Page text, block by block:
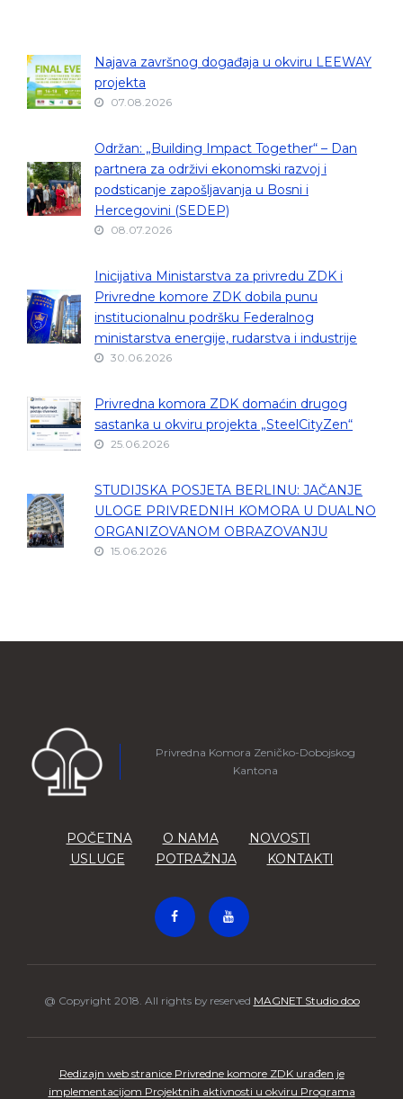
Najava završnog događaja u okviru LEEWAY
projekta
07.08.2026
Održan: „Building Impact Together“ – Dan
partnera za održivi ekonomski razvoj i
podsticanje zapošljavanja u Bosni i
Hercegovini (SEDEP)
08.07.2026
Inicijativa Ministarstva za privredu ZDK i
Privredne komore ZDK dobila punu
institucionalnu podršku Federalnog
ministarstva energije, rudarstva i industrije
30.06.2026
Privredna komora ZDK domaćin drugog
sastanka u okviru projekta „SteelCityZen“
25.06.2026
STUDIJSKA POSJETA BERLINU: JAČANJE
ULOGE PRIVREDNIH KOMORA U DUALNO
ORGANIZOVANOM OBRAZOVANJU
15.06.2026
Privredna Komora Zeničko-Dobojskog
Kantona
POČETNA O NAMA
NOVOSTI
USLUGE
POTRAŽNJA KONTAKTI
@ Copyright 2018. All rights by reserved MAGNET Studio doo
Redizajn web stranice Privredne komore ZDK urađen je
implementacijom Projektnih aktivnosti u okviru Programa